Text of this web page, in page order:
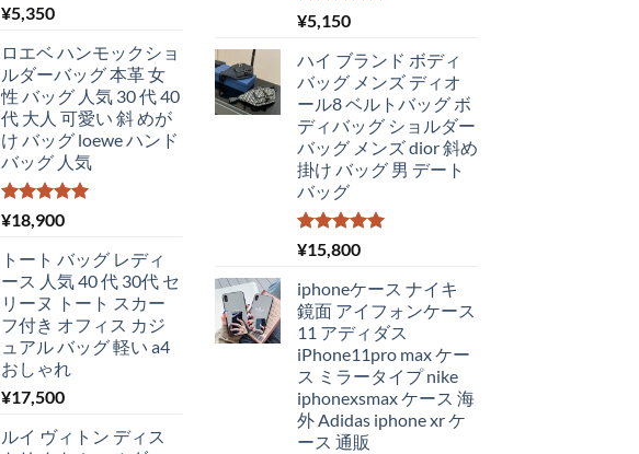
¥5,350
ロエベ ハンモックショ
ルダーバッグ 本革 女
性 バッグ 人気 30 代 40
代 大人 可愛い 斜 めが
け バッグ loewe ハンド
バッグ 人気
5段階中
5.00の評価
¥18,900
トート バッグ レディ
ース 人気 40 代 30代 セ
リーヌ トート スカー
フ付き オフィス カジ
ュアル バッグ 軽い a4
おしゃれ
¥17,500
ルイ ヴィトン ディス
5段階中
5.00
¥5,150
ハイ ブランド ボディ
バッグ メンズ ディオ
ール8 ベルトバッグ ボ
ディバッグ ショルダー
バッグ メンズ dior 斜め
掛け バッグ 男 デート
バッグ
5段階中
5.00の評価
¥15,800
iphoneケース ナイキ
鏡面 アイフォンケース
11 アディダス
iPhone11pro max ケー
ス ミラータイプ nike
iphonexsmax ケース 海
外 Adidas iphone xr ケ
ース 通販